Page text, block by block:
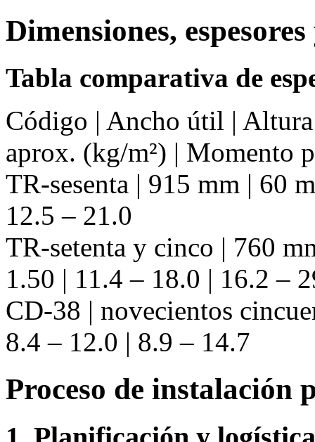
Dimensiones,
Tabla comparativa de
Código | Ancho útil |
aprox. (kg/m²) | Momento
TR-sesenta | 915 mm | 60
12.5 – 21.0
TR-setenta y cinco | 760
1.50 | 11.4 – 18.0 | 16.2 –
CD-38 | novecientos
8.4 – 12.0 | 8.9 – 14.7
Proceso de instalación